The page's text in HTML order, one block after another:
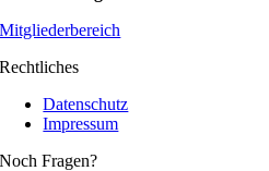
Mitgliederbereich
Rechtliches
Datenschutz
Impressum
Noch Fragen?